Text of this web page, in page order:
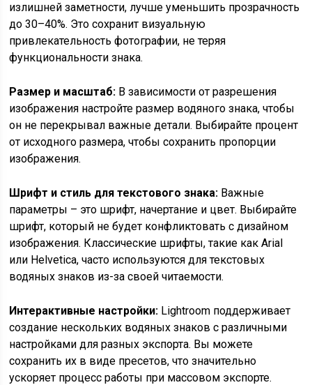
излишней заметности, лучше уменьшить прозрачность
до 30–40%. Это сохранит визуальную
привлекательность фотографии, не теряя
функциональности знака.
Размер и масштаб: В зависимости от разрешения
изображения настройте размер водяного знака, чтобы
он не перекрывал важные детали. Выбирайте процент
от исходного размера, чтобы сохранить пропорции
изображения.
Шрифт и стиль для текстового знака: Важные
параметры – это шрифт, начертание и цвет. Выбирайте
шрифт, который не будет конфликтовать с дизайном
изображения. Классические шрифты, такие как Arial
или Helvetica, часто используются для текстовых
водяных знаков из-за своей читаемости.
Интерактивные настройки: Lightroom поддерживает
создание нескольких водяных знаков с различными
настройками для разных экспорта. Вы можете
сохранить их в виде пресетов, что значительно
ускоряет процесс работы при массовом экспорте.